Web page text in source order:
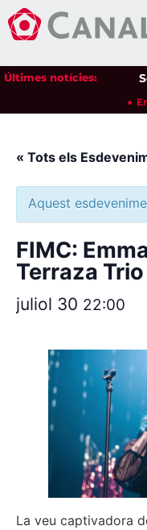
Últimes notícies:
« Tots els
Aquest
FIMC:
Terraza Trio
juliol 30 22:00
La veu captivadora